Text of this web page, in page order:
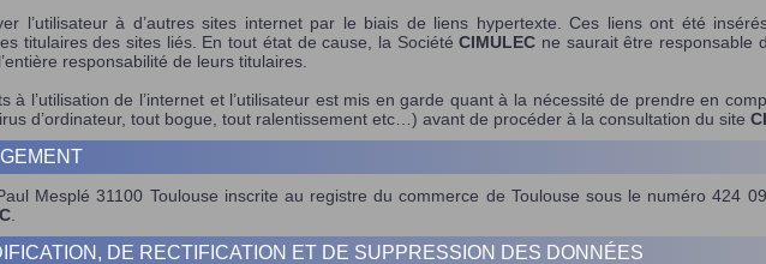
l’utilisateur à d’autres sites internet par le biais de liens hypertexte. Ces liens ont été
titulaires des sites liés. En tout état de cause, la SociétéCIMULEC ne saurait être responsable
responsabilité de leurs titulaires.
à l’utilisation de l’internet et l’utilisateur est mis en garde quant à la nécessité de prendre en
d’ordinateur, tout bogue, tout ralentissement etc…) avant de procéder à la consultation du site
Mesplé 31100 Toulouse inscrite au registre du commerce de Toulouse sous le numéro 424
DE RECTIFICATION ET DE SUPPRESSION DES DONNÉES